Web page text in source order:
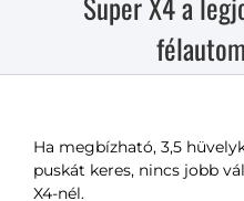
Ha megbízható, 3,5
puskát keres, nincs jobb
X4-nél.